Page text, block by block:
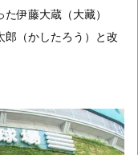
伊藤大蔵（大藏）
郎（かしたろう）と改